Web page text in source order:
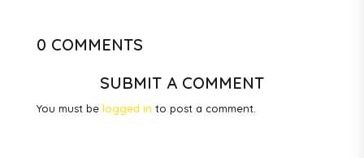
0 COMMENTS
SUBMIT A COMMENT
You must be logged in to post a comment.